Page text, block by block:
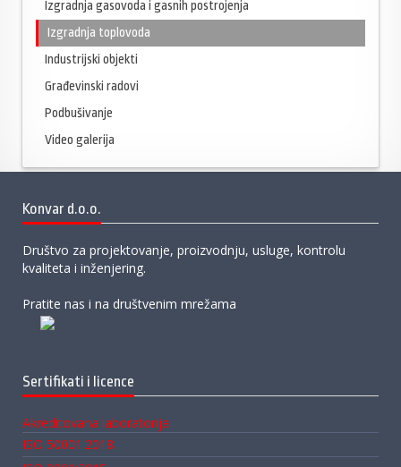
Izgradnja gasovoda i gasnih postrojenja
Izgradnja toplovoda
Industrijski objekti
Građevinski radovi
Podbušivanje
Video galerija
Konvar d.o.o.
Društvo za projektovanje, proizvodnju, usluge, kontrolu
kvaliteta i inženjering.
Pratite nas i na društvenim mrežama
Sertifikati i licence
Akreditovana laboratorija
ISO 50001:2018